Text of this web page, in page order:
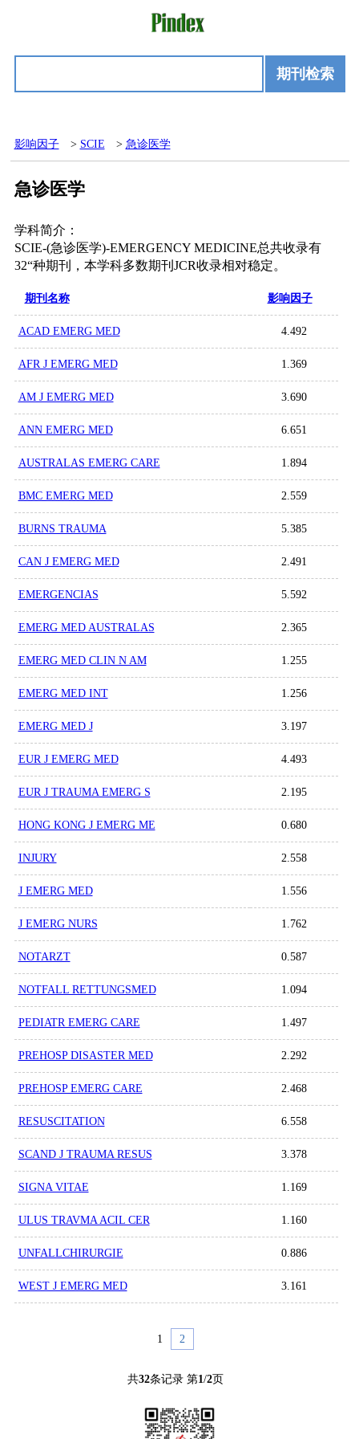
期刊检索
影响因子 > SCIE > 急诊医学
急诊医学
学科简介：
SCIE-(急诊医学)-EMERGENCY MEDICINE总共收录有
32“种期刊，本学科多数期刊JCR收录相对稳定。
期刊名称 影响因子
ACAD EMERG MED 4.492
AFR J EMERG MED 1.369
AM J EMERG MED 3.690
ANN EMERG MED 6.651
AUSTRALAS EMERG CARE 1.894
BMC EMERG MED 2.559
BURNS TRAUMA 5.385
CAN J EMERG MED 2.491
EMERGENCIAS 5.592
EMERG MED AUSTRALAS 2.365
EMERG MED CLIN N AM 1.255
EMERG MED INT 1.256
EMERG MED J 3.197
EUR J EMERG MED 4.493
EUR J TRAUMA EMERG S 2.195
HONG KONG J EMERG ME 0.680
INJURY 2.558
J EMERG MED 1.556
J EMERG NURS 1.762
NOTARZT 0.587
NOTFALL RETTUNGSMED 1.094
PEDIATR EMERG CARE 1.497
PREHOSP DISASTER MED 2.292
PREHOSP EMERG CARE 2.468
RESUSCITATION 6.558
SCAND J TRAUMA RESUS 3.378
SIGNA VITAE 1.169
ULUS TRAVMA ACIL CER 1.160
UNFALLCHIRURGIE 0.886
WEST J EMERG MED 3.161
1 2
共32条记录 第1/2页